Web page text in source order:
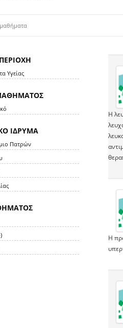
Υγείας
ΙΔΡΥΜΑ
Πατρών
Η
Η